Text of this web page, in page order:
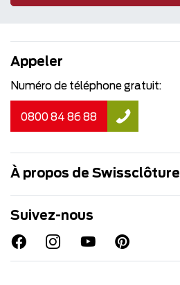
Appeler
Numéro de téléphone gratuit:
0800 84 86 88
À propos de Swissclôture
Suivez-nous